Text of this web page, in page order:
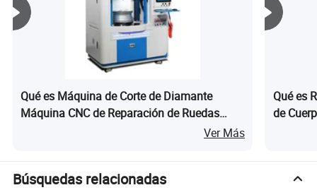
Qué es Máquina de Corte de Diamante
Máquina CNC de Reparación de Ruedas
Ver Más
Qué es
de
Búsquedas relacionadas